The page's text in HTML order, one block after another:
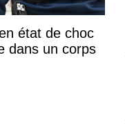
état de choc
dans un corps